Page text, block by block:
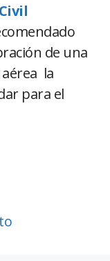
de una
la
para el